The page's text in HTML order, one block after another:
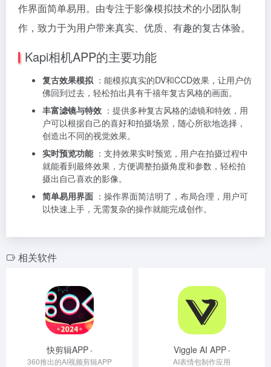
作界面简单易用。由专注于影像模拟技术的小团队制
作，致力于为用户带来真实、优质、有趣的复古体验。
Kapi相机APP的主要功能
复古效果模拟 ：能模拟真实的DV和CCD效果，让用户仿
佛回到过去，轻松拍出具有千禧年复古风格的画面。
丰富滤镜与特效 ：提供多种复古风格的滤镜和特效，用
户可以根据自己的喜好和拍摄场景，随心所欲地选择，
创造出不同的视觉效果。
实时预览功能：支持效果实时预览，用户在拍摄过程中
就能看到最终效果，方便调整拍摄角度和参数，轻松拍
摄出自己喜欢的影像。
简单易用界面 ：操作界面简洁明了，布局合理，用户可
以快速上手，无需复杂的操作就能完成创作。
相关软件
快剪辑APP-
360推出的AI视频剪辑APP
Viggle AI APP-
AI表情包制作应用